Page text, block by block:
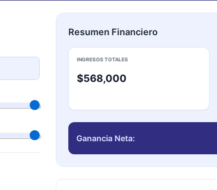
Resumen Financiero
INGRESOS TOTALES
$568,000
Ganancia Neta: